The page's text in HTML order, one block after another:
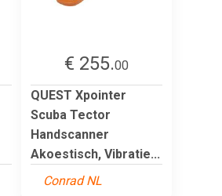
€ 255.00
QUEST Xpointer
Scuba Tector
Handscanner
Akoestisch, Vibratie...
Conrad NL